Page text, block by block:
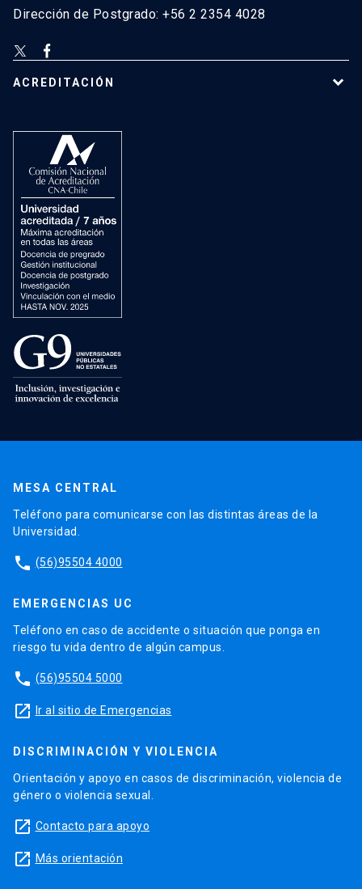
Dirección de Postgrado: +56 2 2354 4028
ACREDITACIÓN
MESA CENTRAL
Teléfono para comunicarse con las distintas áreas de la
Universidad.
phone (56)95504 4000
EMERGENCIAS UC
Teléfono en caso de accidente o situación que ponga en
riesgo tu vida dentro de algún campus.
phone (56)95504 5000
launch Ir al sitio de Emergencias
DISCRIMINACIÓN Y VIOLENCIA
Orientación y apoyo en casos de discriminación, violencia de
género o violencia sexual.
launch Contacto para apoyo
launch Más orientación